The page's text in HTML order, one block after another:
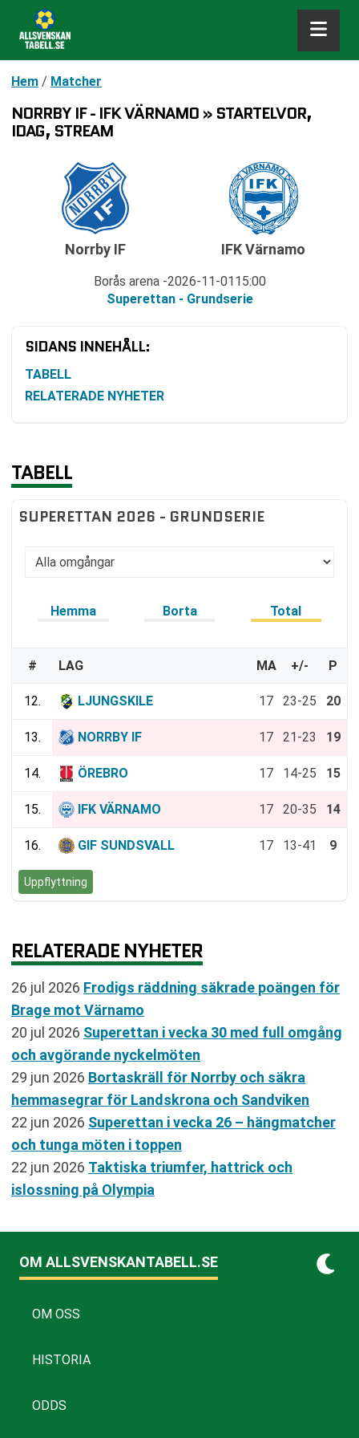
Hem / Matcher
NORRBY IF - IFK VÄRNAMO » STARTELVOR,
IDAG, STREAM
Norrby IF
Borås arena 2026-11-01 15:00
Superettan - Grundserie
IFK Värnamo
SIDANS INNEHÅLL:
TABELL
RELATERADE NYHETER
TABELL
SUPERETTAN 2026 - GRUNDSERIE
Hemma Borta Total
# LAG MA +/- P
12. LJUNGSKILE 17 23-25 20
13. NORRBY IF 17 21-23 19
14. ÖREBRO 17 14-25 15
15. IFK VÄRNAMO 17 20-35 14
16. GIF SUNDSVALL 17 13-41 9
Uppflyttning
RELATERADE NYHETER
26 jul 2026 Frodigs räddning säkrade poängen för
Brage mot Värnamo
20 jul 2026 Superettan i vecka 30 med full omgång
och avgörande nyckelmöten
29 jun 2026 Bortaskräll för Norrby och säkra
hemmasegrar för Landskrona och Sandviken
22 jun 2026 Superettan i vecka 26 – hängmatcher
och tunga möten i toppen
22 jun 2026 Taktiska triumfer, hattrick och
islossning på Olympia
OM ALLSVENSKANTABELL.SE
OM OSS
HISTORIA
ODDS